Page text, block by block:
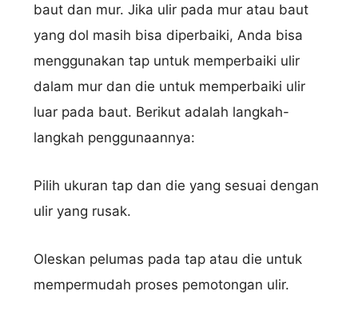
baut dan mur. Jika ulir pada mur atau baut
yang dol masih bisa diperbaiki, Anda bisa
menggunakan tap untuk memperbaiki ulir
dalam mur dan die untuk memperbaiki ulir
luar pada baut. Berikut adalah langkah-
langkah penggunaannya:
Pilih ukuran tap dan die yang sesuai dengan
ulir yang rusak.
Oleskan pelumas pada tap atau die untuk
mempermudah proses pemotongan ulir.